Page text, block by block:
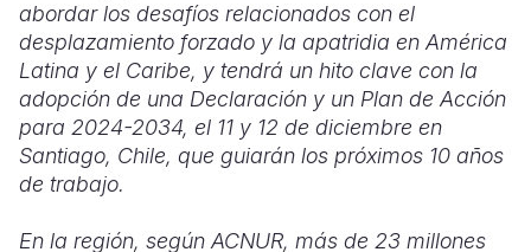
abordar los desafíos relacionados con el
desplazamiento forzado y la apatridia en América
Latina y el Caribe, y tendrá un hito clave con la
adopción de una Declaración y un Plan de Acción
para 2024-2034, el 11 y 12 de diciembre en
Santiago, Chile, que guiarán los próximos 10 años
de trabajo.
En la región, según ACNUR, más de 23 millones